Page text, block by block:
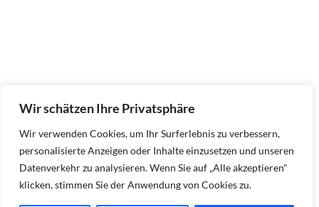
Wir schätzen Ihre Privatsphäre
Wir verwenden Cookies, um Ihr Surferlebnis zu verbessern,
personalisierte Anzeigen oder Inhalte einzusetzen und unseren
Datenverkehr zu analysieren. Wenn Sie auf „Alle akzeptieren"
klicken, stimmen Sie der Anwendung von Cookies zu.